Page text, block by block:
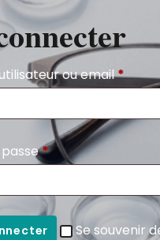
ou email*
passe*
Se souvenir